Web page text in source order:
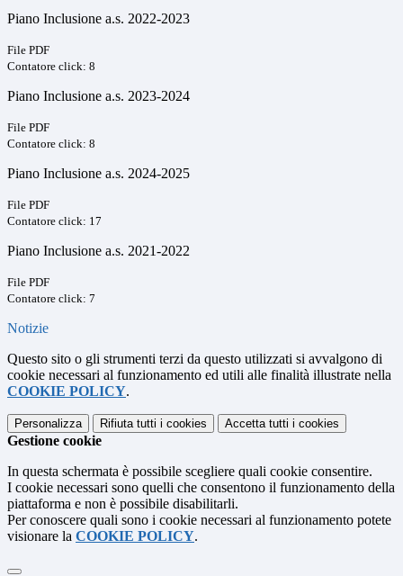
Piano Inclusione a.s. 2022-2023
File PDF
Contatore click: 8
Piano Inclusione a.s. 2023-2024
File PDF
Contatore click: 8
Piano Inclusione a.s. 2024-2025
File PDF
Contatore click: 17
Piano Inclusione a.s. 2021-2022
File PDF
Contatore click: 7
Notizie
Questo sito o gli strumenti terzi da questo utilizzati si avvalgono di
cookie necessari al funzionamento ed utili alle finalità illustrate nella
COOKIE POLICY.
Personalizza Rifiuta tutti i cookies Accetta tutti i cookies
Gestione cookie
In questa schermata è possibile scegliere quali cookie consentire.
I cookie necessari sono quelli che consentono il funzionamento della
piattaforma e non è possibile disabilitarli.
Per conoscere quali sono i cookie necessari al funzionamento potete
visionare la COOKIE POLICY.